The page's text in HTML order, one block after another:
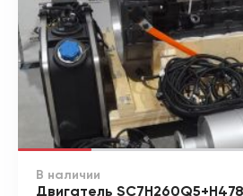
В наличии
Двигатель